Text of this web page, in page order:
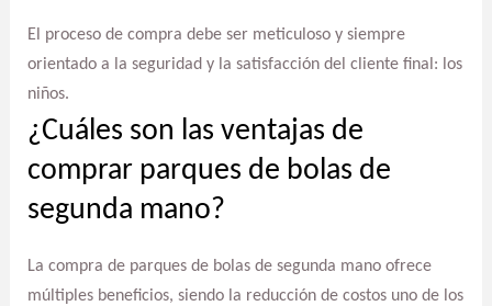
El proceso de compra debe ser meticuloso y siempre
orientado a la seguridad y la satisfacción del cliente final: los
niños.
¿Cuáles son las ventajas de
comprar parques de bolas de
segunda mano?
La compra de parques de bolas de segunda mano ofrece
múltiples beneficios, siendo la reducción de costos uno de los